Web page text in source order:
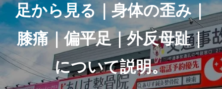
足から見る｜身体の歪み｜
膝痛｜偏平足｜外反母趾｜
について説明。